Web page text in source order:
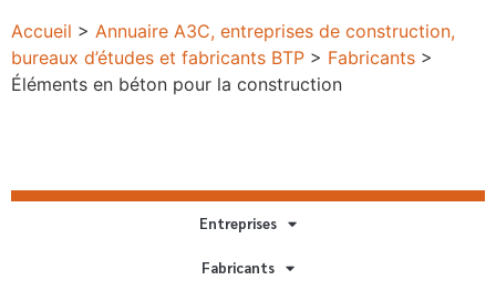
Accueil > Annuaire A3C, entreprises de construction,
bureaux d’études et fabricants BTP > Fabricants >
Éléments en béton pour la construction
Entreprises
Fabricants